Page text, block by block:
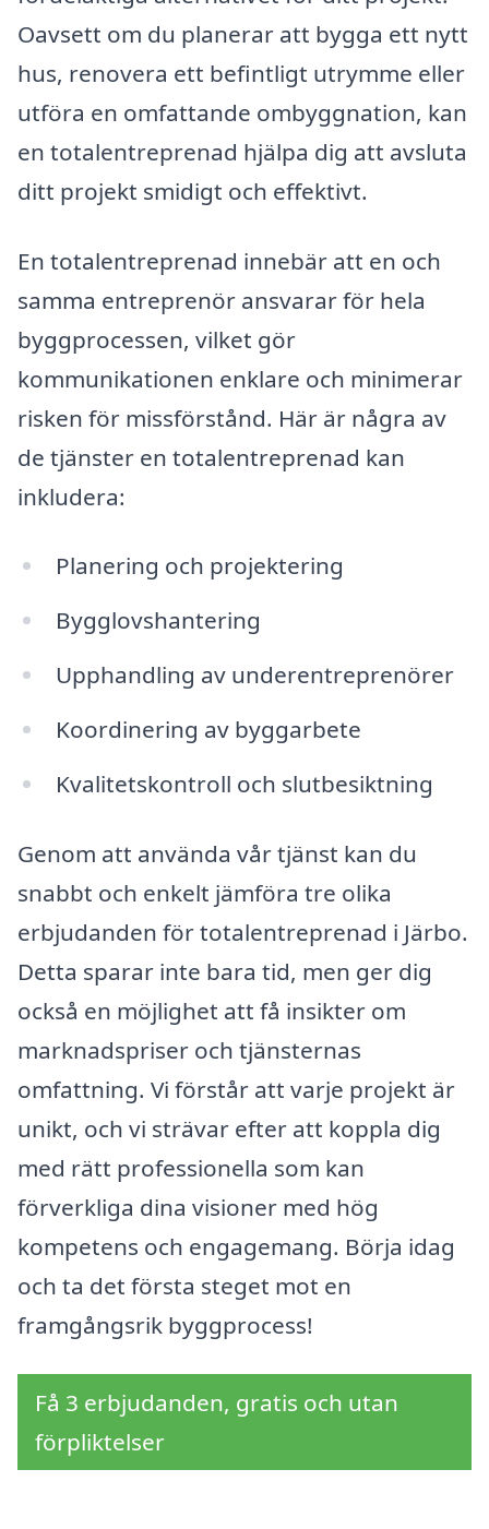
Oavsett om du planerar att bygga ett nytt
hus, renovera ett befintligt utrymme eller
utföra en omfattande ombyggnation, kan
en totalentreprenad hjälpa dig att avsluta
ditt projekt smidigt och effektivt.
En totalentreprenad innebär att en och
samma entreprenör ansvarar för hela
byggprocessen, vilket gör
kommunikationen enklare och minimerar
risken för missförstånd. Här är några av
de tjänster en totalentreprenad kan
inkludera:
Planering och projektering
Bygglovshantering
Upphandling av underentreprenörer
Koordinering av byggarbete
Kvalitetskontroll och slutbesiktning
Genom att använda vår tjänst kan du
snabbt och enkelt jämföra tre olika
erbjudanden för totalentreprenad i Järbo.
Detta sparar inte bara tid, men ger dig
också en möjlighet att få insikter om
marknadspriser och tjänsternas
omfattning. Vi förstår att varje projekt är
unikt, och vi strävar efter att koppla dig
med rätt professionella som kan
förverkliga dina visioner med hög
kompetens och engagemang. Börja idag
och ta det första steget mot en
framgångsrik byggprocess!
Få 3 erbjudanden, gratis och utan
förpliktelser